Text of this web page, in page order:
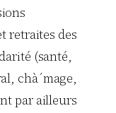
retraites des
(santé,
chà´mage,
par ailleurs